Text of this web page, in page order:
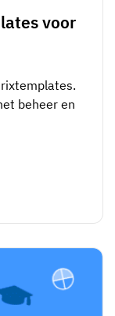
voor
beheer en